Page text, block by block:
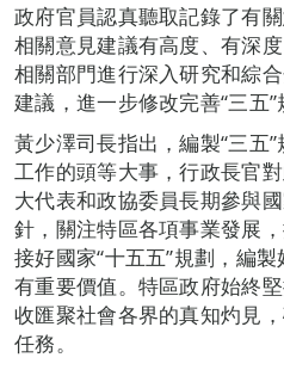
政府官員認真聽取記錄了有
相關意見建議有高度、有深
相關部門進行深入研究和綜
建議，進一步修改完善“三五”
黃少澤司長指出，編製“三五
工作的頭等大事，行政長官
大代表和政協委員長期參與
針，關注特區各項事業發展
接好國家“十五五”規劃，編
有重要價值。特區政府始終
收匯聚社會各界的真知灼見
任務。